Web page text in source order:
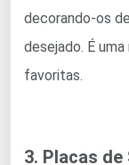
decorando-os
desejado. É
favoritas.
3. Placas